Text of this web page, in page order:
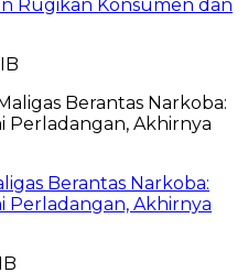
Rugikan Konsumen dan
Berantas Narkoba:
Perladangan, Akhirnya